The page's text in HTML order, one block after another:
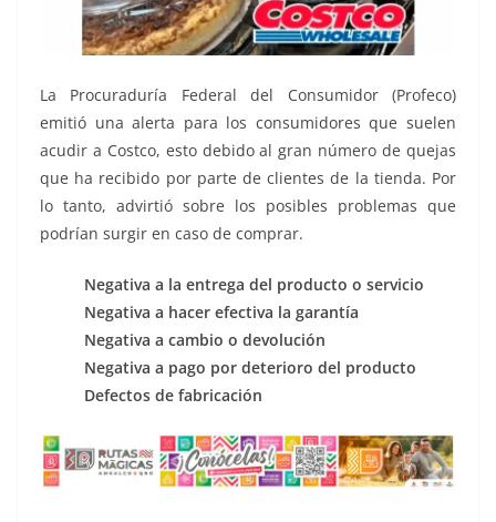
La Procuraduría Federal del Consumidor (Profeco)
emitió una alerta para los consumidores que suelen
acudir a Costco, esto debido al gran número de quejas
que ha recibido por parte de clientes de la tienda. Por
lo tanto, advirtió sobre los posibles problemas que
podrían surgir en caso de comprar.
Negativa a la entrega del producto o servicio
Negativa a hacer efectiva la garantía
Negativa a cambio o devolución
Negativa a pago por deterioro del producto
Defectos de fabricación